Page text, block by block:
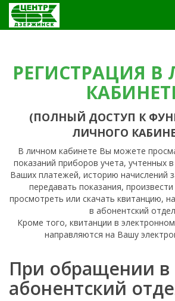
РЕГИСТРАЦИЯ
(ПОЛНЫЙ ДОСТУП К
ЛИЧНОГО
В личном кабинете Вы можете
показаний приборов учета, учтенных
Ваших платежей, историю начислений
передавать показания,
просмотреть или скачать квитанцию,
в абонентский
Кроме того, квитанции в
направляются на Вашу
При обращении в
абонентский